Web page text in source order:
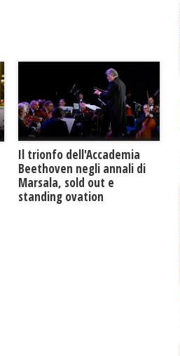
Il trionfo dell'Accademia
Beethoven negli annali di
Marsala, sold out e
standing ovation